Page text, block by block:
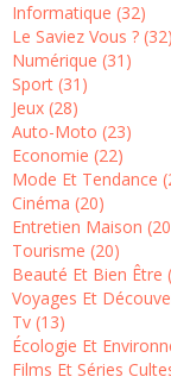
Informatique (32)
Le Saviez Vous ? (32)
Numérique (31)
Sport (31)
Jeux (28)
Auto-Moto (23)
Economie (22)
Mode Et Tendance
Cinéma (20)
Entretien Maison
Tourisme (20)
Beauté Et Bien Être
Voyages Et
Tv (13)
Écologie Et
Films Et Séries